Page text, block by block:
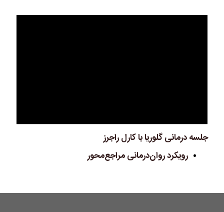
جلسه درمانی گلوریا با کارل راجرز
رویکرد روان‌درمانی مراجع‌محور